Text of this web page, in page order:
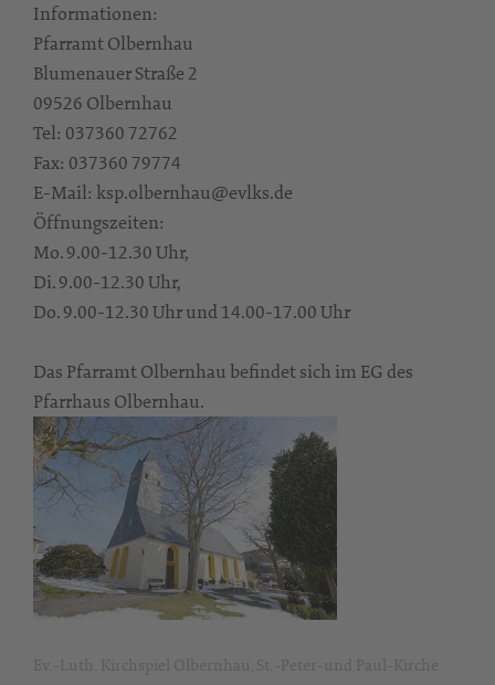
Informationen:
Pfarramt Olbernhau
Blumenauer Straße 2
09526 Olbernhau
Tel: 037360 72762
Fax: 037360 79774
E-Mail: ksp.olbernhau@evlks.de
Öffnungszeiten:
Mo. 9.00-12.30 Uhr,
Di. 9.00-12.30 Uhr,
Do. 9.00-12.30 Uhr und 14.00-17.00 Uhr
Das Pfarramt Olbernhau befindet sich im EG des
Pfarrhaus Olbernhau.